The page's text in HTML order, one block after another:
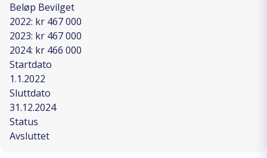
Beløp Bevilget
2022: kr 467 000
2023: kr 467 000
2024: kr 466 000
Startdato
1.1.2022
Sluttdato
31.12.2024
Status
Avsluttet